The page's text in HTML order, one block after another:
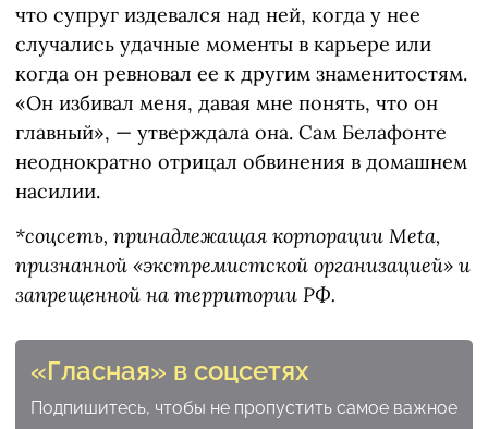
что супруг издевался над ней, когда у нее
случались удачные моменты в карьере или
когда он ревновал ее к другим знаменитостям.
«Он избивал меня, давая мне понять, что он
главный», — утверждала она. Сам Белафонте
неоднократно отрицал обвинения в домашнем
насилии.
*соцсеть, принадлежащая корпорации Meta,
признанной «экстремистской организацией» и
запрещенной на территории РФ.
«Гласная» в соцсетях
Подпишитесь, чтобы не пропустить самое важное